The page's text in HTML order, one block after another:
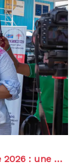
Journée Mondiale de la Tuberculose 2026 : une mobilisation renforcée pour mettre fin à la TB en RDC